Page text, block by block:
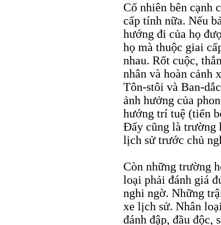
Cố nhiên bên cạnh
cấp tính nữa. Nếu
hướng đi của họ
họ mà thuộc giai
nhau. Rốt cuộc,
nhân và hoàn cảnh
Tôn-stôi và Ban-
ảnh hưởng của
hướng trí tuệ (tiến
Đấy cũng là trường
lịch sử trước chủ
Còn những trường
loại phải đánh giá
nghi ngờ. Những
xe lịch sử. Nhân
đánh đập, đầu độc,